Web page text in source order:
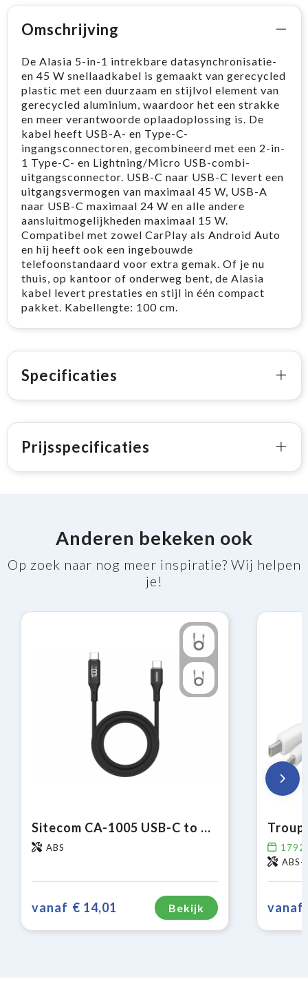
Omschrijving
De Alasia 5-in-1 intrekbare datasynchronisatie-
en 45 W snellaadkabel is gemaakt van gerecycled
plastic met een duurzaam en stijlvol element van
gerecycled aluminium, waardoor het een strakke
en meer verantwoorde oplaadoplossing is. De
kabel heeft USB-A- en Type-C-
ingangsconnectoren, gecombineerd met een 2-in-
1 Type-C- en Lightning/Micro USB-combi-
uitgangsconnector. USB-C naar USB-C levert een
uitgangsvermogen van maximaal 45 W, USB-A
naar USB-C maximaal 24 W en alle andere
aansluitmogelijkheden maximaal 15 W.
Compatibel met zowel CarPlay als Android Auto
en hij heeft ook een ingebouwde
telefoonstandaard voor extra gemak. Of je nu
thuis, op kantoor of onderweg bent, de Alasia
kabel levert prestaties en stijl in één compact
pakket. Kabellengte: 100 cm.
Specificaties
Prijsspecificaties
Anderen bekeken ook
Op zoek naar nog meer inspiratie? Wij helpen
je!
Sitecom CA-1005 USB-C to USB-C Power cable with LED display
ABS
vanaf € 14,01 Bekijk vanaf